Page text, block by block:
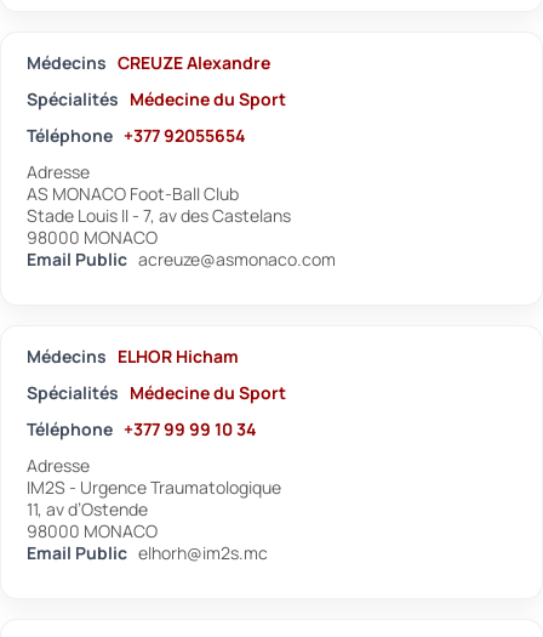
Médecins CREUZE Alexandre
Spécialités Médecine du Sport
Téléphone +377 92055654
Adresse
AS MONACO Foot-Ball Club
Stade Louis II - 7, av des Castelans
98000 MONACO
Email Public acreuze@asmonaco.com
Médecins ELHOR Hicham
Spécialités Médecine du Sport
Téléphone +377 99 99 10 34
Adresse
IM2S - Urgence Traumatologique
11, av d’Ostende
98000 MONACO
Email Public elhorh@im2s.mc